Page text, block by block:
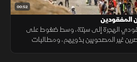
00:52
المفقودين
الهجرة إلى سبتة، وسط ضغوط على
غير المصحوبين بذويهم، ومطالبات